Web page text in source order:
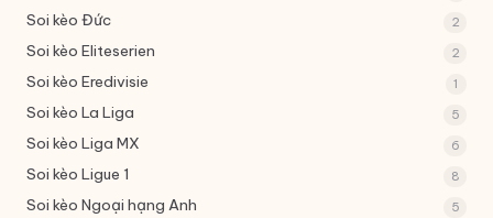
Soi kèo Đức 2
Soi kèo Eliteserien 2
Soi kèo Eredivisie 1
Soi kèo La Liga 5
Soi kèo Liga MX 6
Soi kèo Ligue 1 8
Soi kèo Ngoại hạng Anh 5